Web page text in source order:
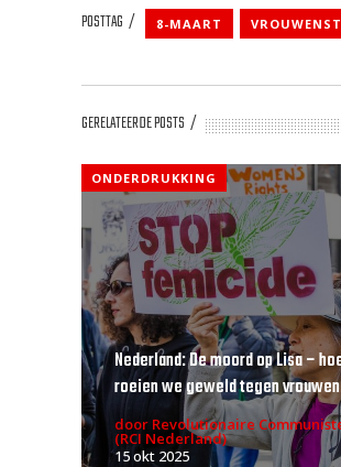
POSTTAG 8-MAART
GERELATEERDE POSTS
ONDERDRUKKING
Nederland: De moord op Lisa –
roeien we geweld tegen
door Revolutionaire
(RCI Nederland)
15 okt 2025